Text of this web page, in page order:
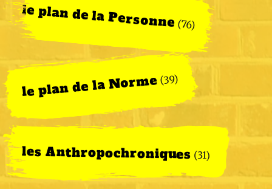
le plan de la Personne (76)
le plan de la Norme (39)
les Anthropochroniques (31)